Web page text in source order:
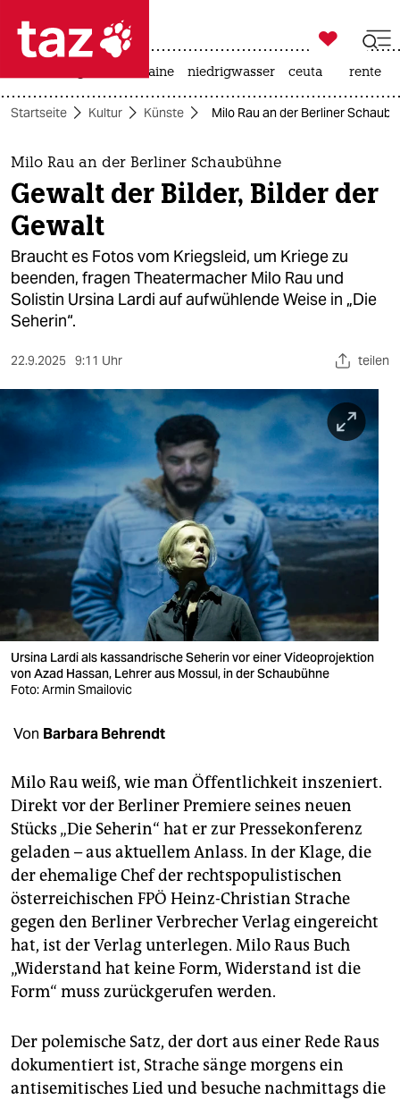
 taz zahl ich
taz zahl ich
themen
politik
öko
gesellschaft
kultur
sport
berlin
wahrheit
verlag
verlag
veranstaltungen
shop
fragen & hilfe
unterstützen
abo
epaper login

taz zahl ich
krieg in der ukraine niedrigwasser ceuta rente
Startseite Kultur Künste Milo Rau an der Berliner
Milo Rau an der Berliner Schaubühne
Gewalt der Bilder, Bilder der
Gewalt
Braucht es Fotos vom Kriegsleid, um Kriege zu
beenden, fragen Theatermacher Milo Rau und
Solistin Ursina Lardi auf aufwühlende Weise in „Die
Seherin“.
22.9.2025 9:11 Uhr teilen
Ursina Lardi als kassandrische Seherin vor einer Videoprojektion
von Azad Hassan, Lehrer aus Mossul, in der Schaubühne
Foto: Armin Smailovic
Von Barbara Behrendt
Milo Rau weiß, wie man Öffentlichkeit inszeniert.
Direkt vor der Berliner Premiere seines neuen
Stücks „Die Seherin“ hat er zur Pressekonferenz
geladen – aus aktuellem Anlass. In der Klage, die
der ehemalige Chef der rechtspopulistischen
österreichischen FPÖ Heinz-Christian Strache
gegen den Berliner Verbrecher Verlag eingereicht
hat, ist der Verlag unterlegen. Milo Raus Buch
„Widerstand hat keine Form, Widerstand ist die
Form“ muss zurückgerufen werden.
Der polemische Satz, der dort aus einer Rede Raus
dokumentiert ist, Strache sänge morgens ein
antisemitisches Lied und besuche nachmittags die